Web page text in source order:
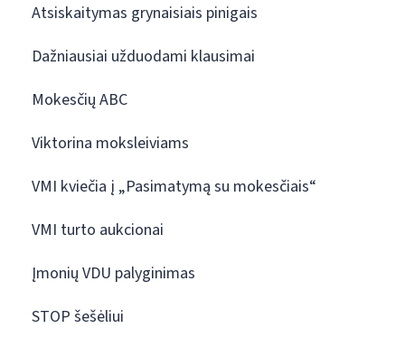
Atsiskaitymas grynaisiais pinigais
Dažniausiai užduodami klausimai
Mokesčių ABC
Viktorina moksleiviams
VMI kviečia į „Pasimatymą su mokesčiais“
VMI turto aukcionai
Įmonių VDU palyginimas
STOP šešėliui